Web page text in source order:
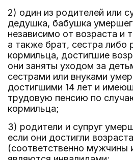
2) один из родителей или
дедушка, бабушка
независимо от возраста и
а также брат, сестра либо
кормильца, достигшие
они заняты уходом за
сестрами или внуками
достигшими 14 лет и
трудовую пенсию по
кормильца;
3) родители и супруг
если они достигли
(соответственно